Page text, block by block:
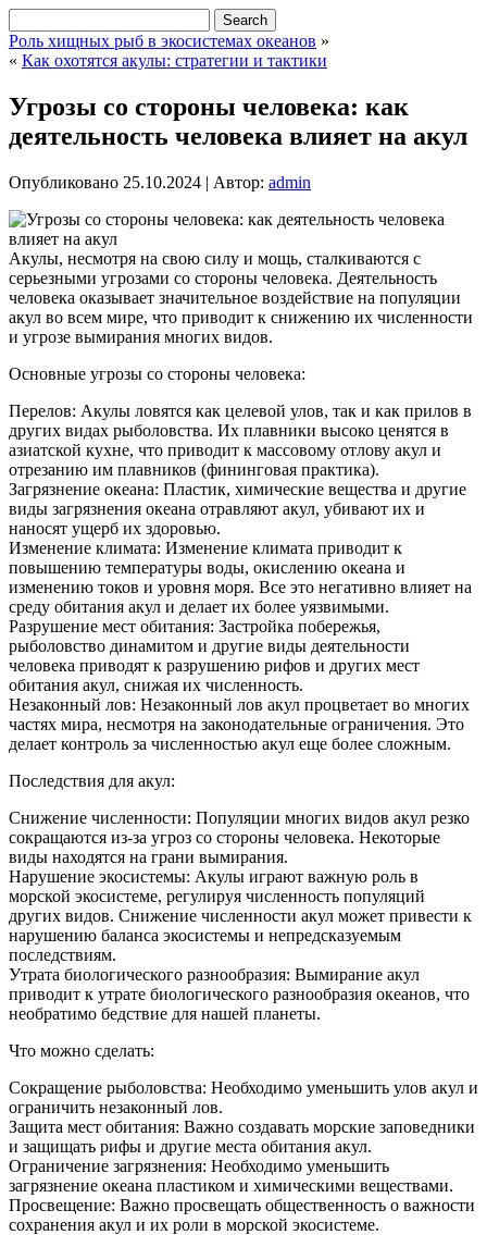
Роль хищных рыб в экосистемах океанов »
« Как охотятся акулы: стратегии и тактики
Угрозы со стороны человека: как
деятельность человека влияет на акул
Опубликовано 25.10.2024 | Автор: admin
Акулы, несмотря на свою силу и мощь, сталкиваются с
серьезными угрозами со стороны человека. Деятельность
человека оказывает значительное воздействие на популяции
акул во всем мире, что приводит к снижению их численности
и угрозе вымирания многих видов.
Основные угрозы со стороны человека:
Перелов: Акулы ловятся как целевой улов, так и как прилов в
других видах рыболовства. Их плавники высоко ценятся в
азиатской кухне, что приводит к массовому отлову акул и
отрезанию им плавников (фининговая практика).
Загрязнение океана: Пластик, химические вещества и другие
виды загрязнения океана отравляют акул, убивают их и
наносят ущерб их здоровью.
Изменение климата: Изменение климата приводит к
повышению температуры воды, окислению океана и
изменению токов и уровня моря. Все это негативно влияет на
среду обитания акул и делает их более уязвимыми.
Разрушение мест обитания: Застройка побережья,
рыболовство динамитом и другие виды деятельности
человека приводят к разрушению рифов и других мест
обитания акул, снижая их численность.
Незаконный лов: Незаконный лов акул процветает во многих
частях мира, несмотря на законодательные ограничения. Это
делает контроль за численностью акул еще более сложным.
Последствия для акул:
Снижение численности: Популяции многих видов акул резко
сокращаются из-за угроз со стороны человека. Некоторые
виды находятся на грани вымирания.
Нарушение экосистемы: Акулы играют важную роль в
морской экосистеме, регулируя численность популяций
других видов. Снижение численности акул может привести к
нарушению баланса экосистемы и непредсказуемым
последствиям.
Утрата биологического разнообразия: Вымирание акул
приводит к утрате биологического разнообразия океанов, что
необратимо бедствие для нашей планеты.
Что можно сделать:
Сокращение рыболовства: Необходимо уменьшить улов акул и
ограничить незаконный лов.
Защита мест обитания: Важно создавать морские заповедники
и защищать рифы и другие места обитания акул.
Ограничение загрязнения: Необходимо уменьшить
загрязнение океана пластиком и химическими веществами.
Просвещение: Важно просвещать общественность о важности
сохранения акул и их роли в морской экосистеме.